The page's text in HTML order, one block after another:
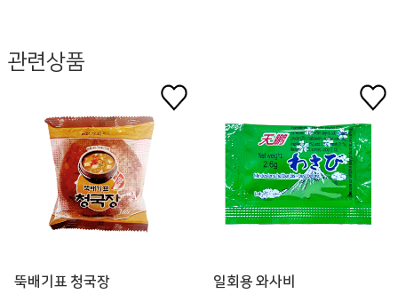
관련상품
뚝배기표 청국장 일회용 와사비